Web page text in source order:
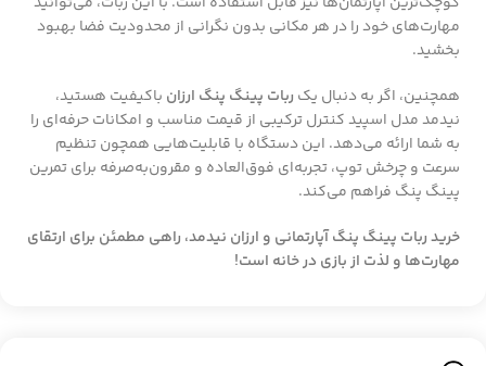
مهارت‌های خود را در هر مکانی بدون نگرانی از محدودیت فضا بهبود
بخشید.
همچنین، اگر به دنبال یک ربات پینگ پنگ ارزان باکیفیت هستید،
نیدمد مدل اسپید کنترل ترکیبی از قیمت مناسب و امکانات حرفه‌ای را
به شما ارائه می‌دهد. این دستگاه با قابلیت‌هایی همچون تنظیم
سرعت و چرخش توپ، تجربه‌ای فوق‌العاده و مقرون‌به‌صرفه برای تمرین
پینگ پنگ فراهم می‌کند.
خرید ربات پینگ پنگ آپارتمانی و ارزان نیدمد، راهی مطمئن برای ارتقای
مهارت‌ها و لذت از بازی در خانه است!